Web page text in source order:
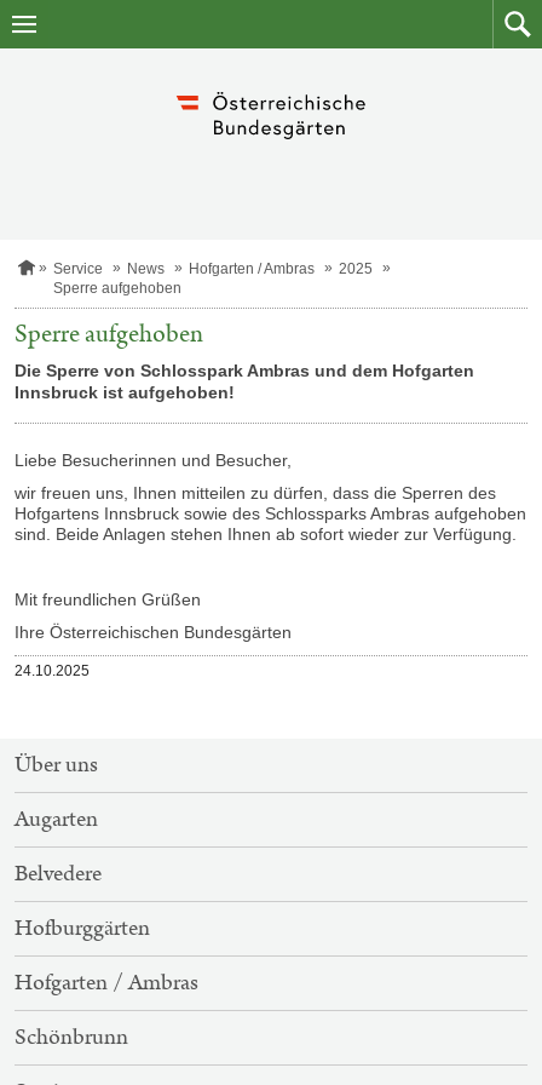
Zum
Zum
S
a
r
t
s
e
i
t
Service News Hofgarten / Ambras
2025
Sperre aufgehoben
Sperre aufgehoben
Die Sperre von Schlosspark Ambras und dem Hofgarten
Innsbruck ist aufgehoben!
Liebe Besucherinnen und Besucher,
wir freuen uns, Ihnen mitteilen zu dürfen, dass die Sperren des
Hofgartens Innsbruck sowie des Schlossparks Ambras aufgehoben
sind. Beide Anlagen stehen Ihnen ab sofort wieder zur Verfügung.
Mit freundlichen Grüßen
Ihre Österreichischen Bundesgärten
Veröffentlicht
24.10.2025
SITEMAP-
NAVIGATION
Über uns
Augarten
Belvedere
Hofburggärten
Hofgarten / Ambras
Schönbrunn